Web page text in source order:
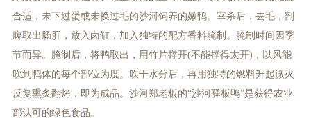
合适，未下过蛋或未换过毛的沙河饲养的嫩鸭。宰杀后，去毛，剖
腹取出肠肝，放入卤缸，加入独特的配方香料腌制。腌制时间因季
节而异。腌制后，将鸭取出，用竹片撑开(不能撑得太开)，以风能
吹到鸭体的每个部位为度。吹干水分后，再用独特的燃料升起微火
反复熏炙翻烤，即为成品。沙河郑老板的“沙河驿板鸭”是获得农业
部认可的绿色食品。